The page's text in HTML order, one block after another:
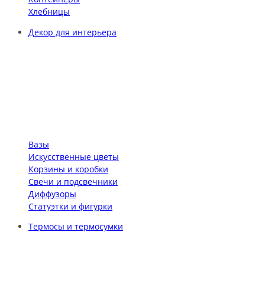
Хлебницы
Декор для интерьера
Вазы
Искусственные цветы
Корзины и коробки
Свечи и подсвечники
Диффузоры
Статуэтки и фигурки
Термосы и термосумки